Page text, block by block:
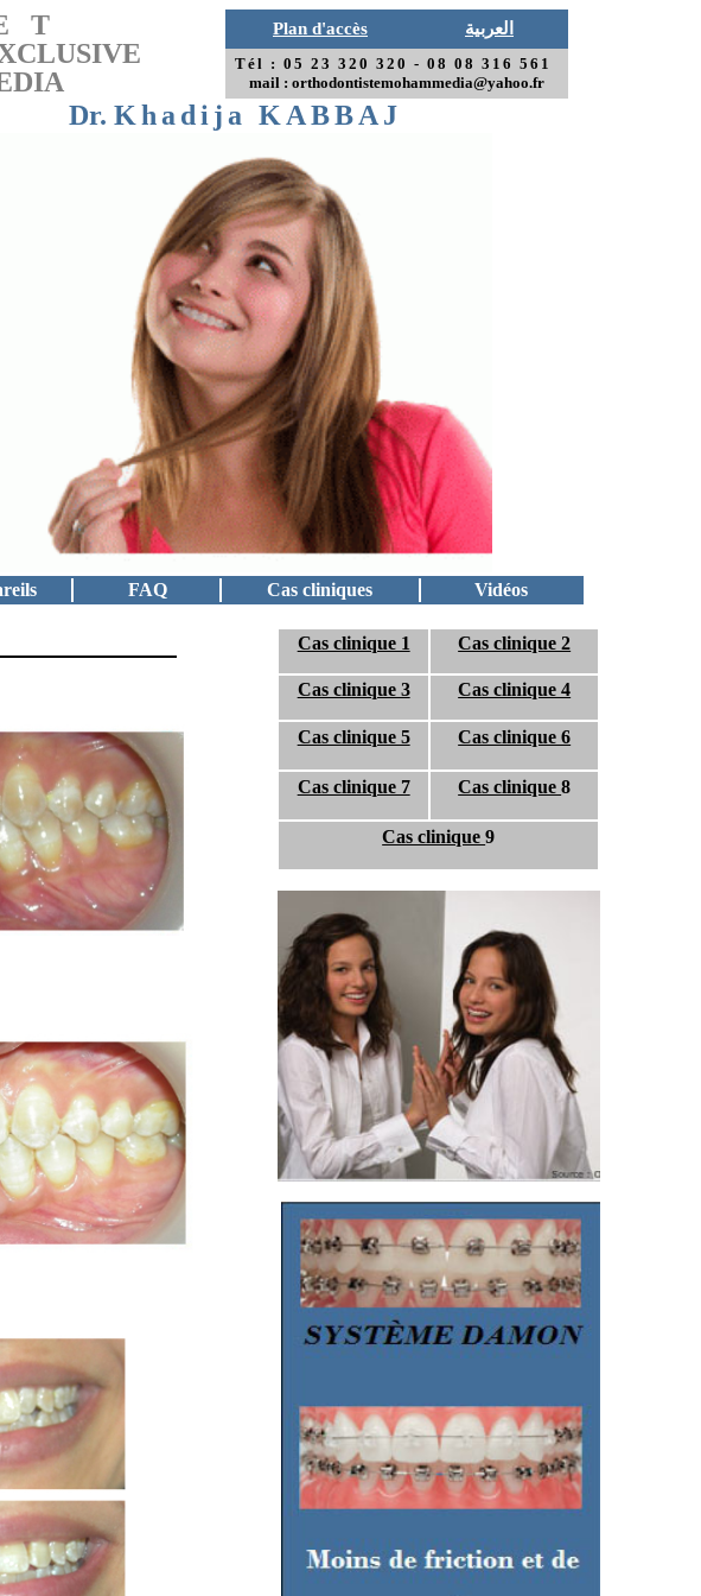
Plan d'accès العربية
Tél : 05 23 320 320 - 08 08 316 561
mail : orthodontistemohammedia@yahoo.fr
Dr. Khadija KABBAJ
FAQ Cas cliniques Vidéos
Cas clinique 1 Cas clinique 2
Cas clinique 3 Cas clinique 4
Cas clinique 5 Cas clinique 6
Cas clinique 7 Cas clinique8
Cas clinique9